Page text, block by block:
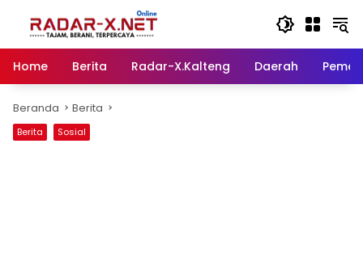
konten
Home
Berita Radar-X.Kalteng Daerah
Beranda Berita
Berita Sosial